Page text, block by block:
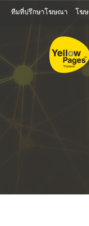
หลัก
ทีมที่ปรึกษาโฆษณา โฆ